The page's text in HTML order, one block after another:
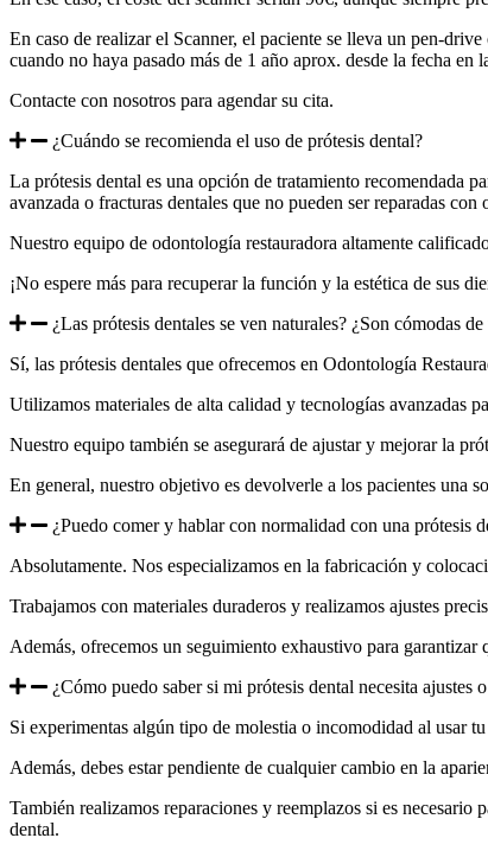
En caso de realizar el Scanner, el paciente se lleva un pen-
cuando no haya pasado más de 1 año aprox. desde la fecha en
Contacte con nosotros para agendar su cita.
¿Cuándo se recomienda el uso de prótesis dental?
La prótesis dental es una opción de tratamiento recomendada
avanzada o fracturas dentales que no pueden ser reparadas con
Nuestro equipo de odontología restauradora altamente
¡No espere más para recuperar la función y la estética de sus
¿Las prótesis dentales se ven naturales? ¿Son cómodas de
Sí, las prótesis dentales que ofrecemos en Odontología
Utilizamos materiales de alta calidad y tecnologías avanzadas
Nuestro equipo también se asegurará de ajustar y mejorar la
En general, nuestro objetivo es devolverle a los pacientes una
¿Puedo comer y hablar con normalidad con una prótesis
Absolutamente. Nos especializamos en la fabricación y
Trabajamos con materiales duraderos y realizamos ajustes
Además, ofrecemos un seguimiento exhaustivo para garantizar
¿Cómo puedo saber si mi prótesis dental necesita ajustes
Si experimentas algún tipo de molestia o incomodidad al usar
Además, debes estar pendiente de cualquier cambio en la
También realizamos reparaciones y reemplazos si es
dental.